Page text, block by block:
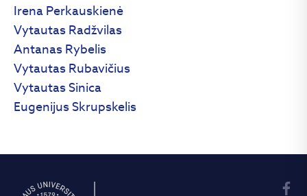
Irena Perkauskienė
Vytautas Radžvilas
Antanas Rybelis
Vytautas Rubavičius
Vytautas Sinica
Eugenijus Skrupskelis